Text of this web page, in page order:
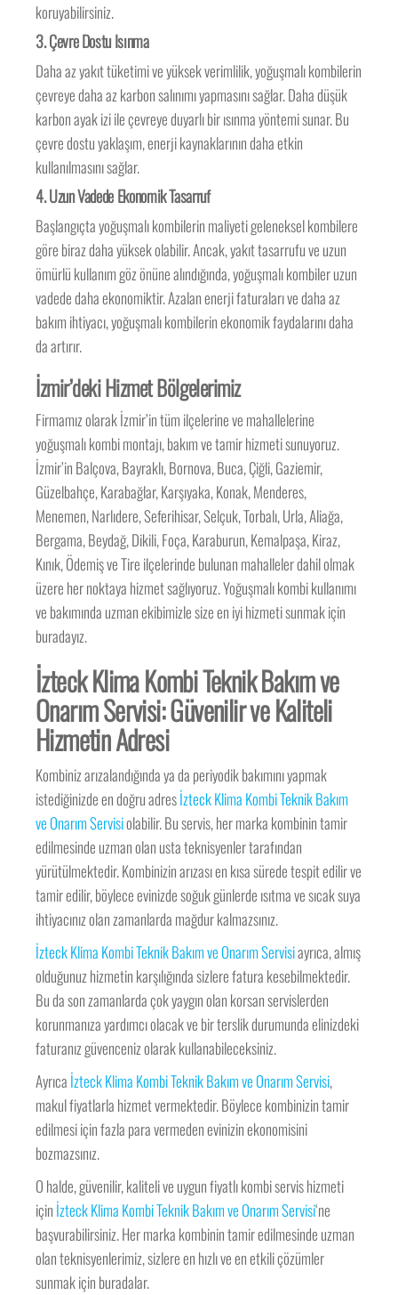
koruyabilirsiniz.
3.Çevre Dostu Isınma
Daha az yakıt tüketimi ve yüksek verimlilik, yoğuşmalı kombilerin
çevreye daha az karbon salınımı yapmasını sağlar. Daha düşük
karbon ayak izi ile çevreye duyarlı bir ısınma yöntemi sunar. Bu
çevre dostu yaklaşım, enerji kaynaklarının daha etkin
kullanılmasını sağlar.
4.Uzun Vadede Ekonomik Tasarruf
Başlangıçta yoğuşmalı kombilerin maliyeti geleneksel kombilere
göre biraz daha yüksek olabilir. Ancak, yakıt tasarrufu ve uzun
ömürlü kullanım göz önüne alındığında, yoğuşmalı kombiler uzun
vadede daha ekonomiktir. Azalan enerji faturaları ve daha az
bakım ihtiyacı, yoğuşmalı kombilerin ekonomik faydalarını daha
da artırır.
İzmir’deki Hizmet Bölgelerimiz
Firmamız olarak İzmir’in tüm ilçelerine ve mahallelerine
yoğuşmalı kombi montajı, bakım ve tamir hizmeti sunuyoruz.
İzmir’in Balçova, Bayraklı, Bornova, Buca, Çiğli, Gaziemir,
Güzelbahçe, Karabağlar, Karşıyaka, Konak, Menderes,
Menemen, Narlıdere, Seferihisar, Selçuk, Torbalı, Urla, Aliağa,
Bergama, Beydağ, Dikili, Foça, Karaburun, Kemalpaşa, Kiraz,
Kınık, Ödemiş ve Tire ilçelerinde bulunan mahalleler dahil olmak
üzere her noktaya hizmet sağlıyoruz. Yoğuşmalı kombi kullanımı
ve bakımında uzman ekibimizle size en iyi hizmeti sunmak için
buradayız.
İzteck Klima Kombi Teknik Bakım ve
Onarım Servisi: Güvenilir ve Kaliteli
Hizmetin Adresi
Kombiniz arızalandığında ya da periyodik bakımını yapmak
istediğinizde en doğru adresİzteck Klima Kombi Teknik Bakım
ve Onarım Servisiolabilir. Bu servis, her marka kombinin tamir
edilmesinde uzman olan usta teknisyenler tarafından
yürütülmektedir. Kombinizin arızası en kısa sürede tespit edilir ve
tamir edilir, böylece evinizde soğuk günlerde ısıtma ve sıcak suya
ihtiyacınız olan zamanlarda mağdur kalmazsınız.
İzteck Klima Kombi Teknik Bakım ve Onarım Servisiayrıca, almış
olduğunuz hizmetin karşılığında sizlere fatura kesebilmektedir.
Bu da son zamanlarda çok yaygın olan korsan servislerden
korunmanıza yardımcı olacak ve bir terslik durumunda elinizdeki
faturanız güvenceniz olarak kullanabileceksiniz.
Ayrıca İzteck Klima Kombi Teknik Bakım ve Onarım Servisi,
makul fiyatlarla hizmet vermektedir. Böylece kombinizin tamir
edilmesi için fazla para vermeden evinizin ekonomisini
bozmazsınız.
O halde, güvenilir, kaliteli ve uygun fiyatlı kombi servis hizmeti
için İzteck Klima Kombi Teknik Bakım ve Onarım Servisi‘ne
başvurabilirsiniz. Her marka kombinin tamir edilmesinde uzman
olan teknisyenlerimiz, sizlere en hızlı ve en etkili çözümler
sunmak için buradalar.